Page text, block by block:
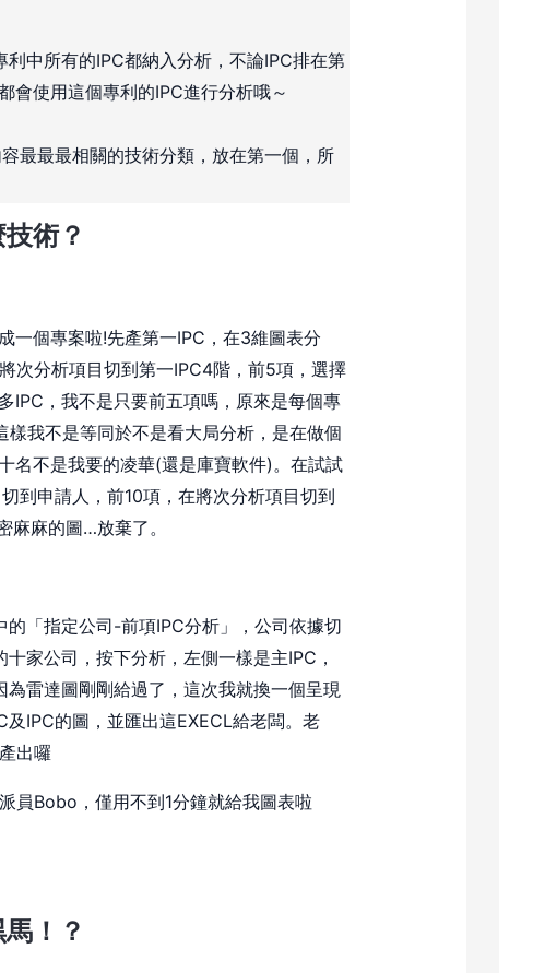
中所有的IPC都納入分析，不論IPC排在第
會使用這個專利的IPC進行分析哦～
最最最相關的技術分類，放在第一個，所
術？
一個專案啦!先產第一IPC，在3維圖表分
次分析項目切到第一IPC4階，前5項，選擇
IPC，我不是只要前五項嗎，原來是每個專
我不是等同於不是看大局分析，是在做個
名不是我要的凌華(還是庫寶軟件)。在試試
到申請人，前10項，在將次分析項目切到
麻麻的圖…放棄了。
「指定公司-前項IPC分析」，公司依據切
家公司，按下分析，左側一樣是主IPC，
雷達圖剛剛給過了，這次我就換一個呈現
IPC的圖，並匯出這EXECL給老闆。老
出囉
員Bobo，僅用不到1分鐘就給我圖表啦
！？